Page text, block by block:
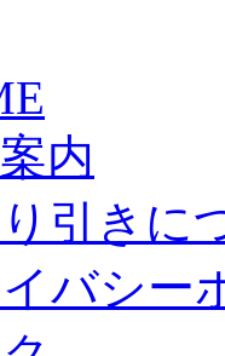
内
引きに
バシー